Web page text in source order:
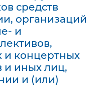
средств
организаций
и
и концертных
и иных лиц,
и (или)